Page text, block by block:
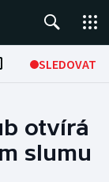
SLEDOVAT
otvírá
slumu